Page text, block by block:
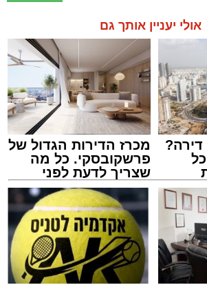
אולי יעניין אותך גם
>>>
מכרז הדירות הגדול של
פרשקובסקי. כל מה
שצריך לדעת לפני
שמגישים הצעה לדירה
באשדוד